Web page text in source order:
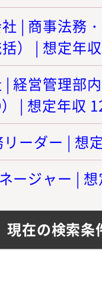
| 商事法務
） | 想定年
経営管理部
| 想定年収
ーダー | 想
ージャー |
現在の検索条